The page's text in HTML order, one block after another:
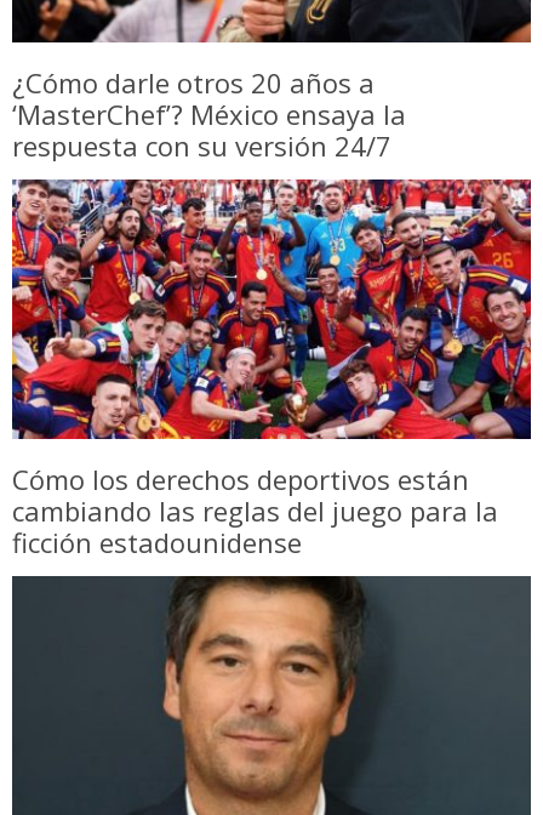
¿Cómo darle otros 20 años a
‘MasterChef’? México ensaya la
respuesta con su versión 24/7
Cómo los derechos deportivos están
cambiando las reglas del juego para la
ficción estadounidense